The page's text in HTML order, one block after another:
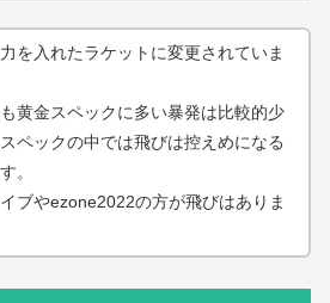
を入れたラケットに変更されていま
黄金スペックに多い暴発は比較的少
ペックの中では飛びは控えめになる
。
ブやezone2022の方が飛びはありま